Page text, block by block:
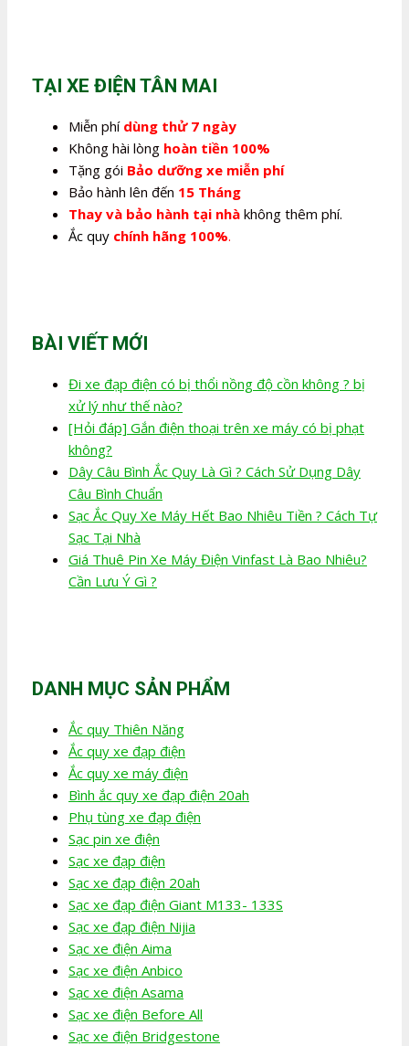
TẠI XE ĐIỆN TÂN MAI
Miễn phí dùng thử 7 ngày
Không hài lòng hoàn tiền 100%
Tặng gói Bảo dưỡng xe miễn phí
Bảo hành lên đến 15 Tháng
Thay và bảo hành tại nhà không thêm phí.
Ắc quy chính hãng 100%.
BÀI VIẾT MỚI
Đi xe đạp điện có bị thổi nồng độ cồn không ? bị
xử lý như thế nào?
[Hỏi đáp] Gắn điện thoại trên xe máy có bị phạt
không?
Dây Câu Bình Ắc Quy Là Gì ? Cách Sử Dụng Dây
Câu Bình Chuẩn
Sạc Ắc Quy Xe Máy Hết Bao Nhiêu Tiền ? Cách Tự
Sạc Tại Nhà
Giá Thuê Pin Xe Máy Điện Vinfast Là Bao Nhiêu?
Cần Lưu Ý Gì ?
DANH MỤC SẢN PHẨM
Ắc quy Thiên Năng
Ắc quy xe đạp điện
Ắc quy xe máy điện
Bình ắc quy xe đạp điện 20ah
Phụ tùng xe đạp điện
Sạc pin xe điện
Sạc xe đạp điện
Sạc xe đạp điện 20ah
Sạc xe đạp điện Giant M133- 133S
Sạc xe đạp điện Nijia
Sạc xe điện Aima
Sạc xe điện Anbico
Sạc xe điện Asama
Sạc xe điện Before All
Sạc xe điện Bridgestone